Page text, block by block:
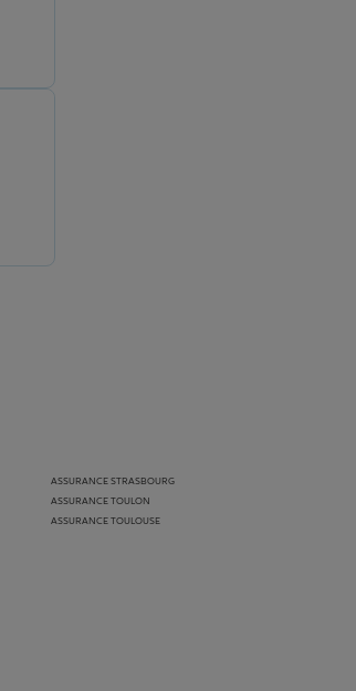
ASSURANCE STRASBOURG
ASSURANCE TOULON
ASSURANCE TOULOUSE